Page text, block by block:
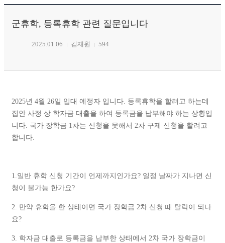
군휴학, 등록휴학 관련 질문입니다
2025.01.06 김재원 594
2025년 4월 26일 입대 예정자 입니다. 등록휴학을 할려고 하는데
집안 사정 상 학자금 대출을 하여 등록금을 납부해야 하는 상황입
니다. 국가 장학금 1차는 신청을 못해서 2차 구제 신청을 할려고
합니다.
1.일반 휴학 신청 기간이 언제까지인가요? 일정 날짜가 지나면 신
청이 불가능 한가요?
2. 만약 휴학을 한 상태이면 국가 장학금 2차 신청 때 탈락이 되나
요?
3. 학자금 대출로 등록금을 납부한 상태에서 2차 국가 장학금이